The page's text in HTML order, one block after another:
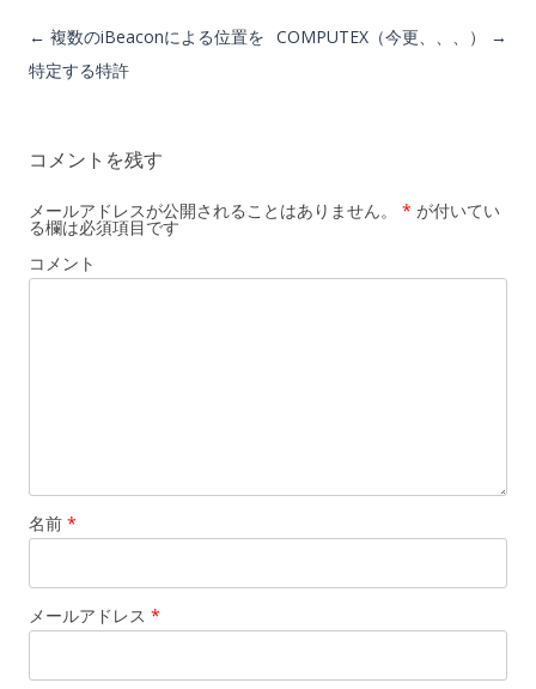
投稿ナビゲーション
← 複数のiBeaconによる位置を
特定する特許
COMPUTEX（今更、、、） →
コメントを残す
メールアドレスが公開されることはありません。 * が付いてい
る欄は必須項目です
コメント
名前 *
メールアドレス *